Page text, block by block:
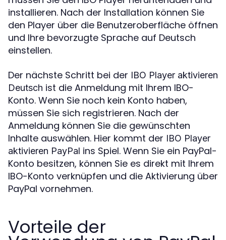
installieren. Nach der Installation können Sie
den Player über die Benutzeroberfläche öffnen
und Ihre bevorzugte Sprache auf Deutsch
einstellen.
Der nächste Schritt bei der IBO Player aktivieren
Deutsch ist die Anmeldung mit Ihrem IBO-
Konto. Wenn Sie noch kein Konto haben,
müssen Sie sich registrieren. Nach der
Anmeldung können Sie die gewünschten
Inhalte auswählen. Hier kommt der IBO Player
aktivieren PayPal ins Spiel. Wenn Sie ein PayPal-
Konto besitzen, können Sie es direkt mit Ihrem
IBO-Konto verknüpfen und die Aktivierung über
PayPal vornehmen.
Vorteile der